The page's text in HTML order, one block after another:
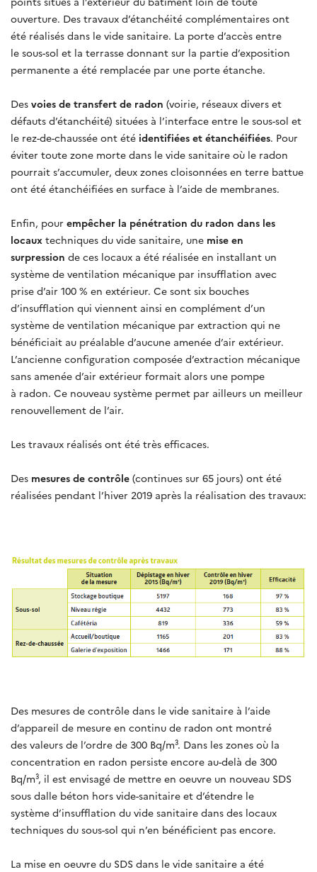
ouverture. Des travaux d’étanchéité complémentaires ont
été réalisés dans le vide sanitaire. La porte d’accès entre
le sous-sol et la terrasse donnant sur la partie d’exposition
permanente a été remplacée par une porte étanche.
Des voies de transfert de radon (voirie, réseaux divers et
défauts d’étanchéité) situées à l’interface entre le sous-sol et
le rez-de-chaussée ont été identifiées et étanchéifiées. Pour
éviter toute zone morte dans le vide sanitaire où le radon
pourrait s’accumuler, deux zones cloisonnées en terre battue
ont été étanchéifiées en surface à l’aide de membranes.
Enfin, pour empêcher la pénétration du radon dans les
locaux techniques du vide sanitaire, une mise en
surpression de ces locaux a été réalisée en installant un
système de ventilation mécanique par insufflation avec
prise d’air 100 % en extérieur. Ce sont six bouches
d’insufflation qui viennent ainsi en complément d’un
système de ventilation mécanique par extraction qui ne
bénéficiait au préalable d’aucune amenée d’air extérieur.
L’ancienne configuration composée d’extraction mécanique
sans amenée d’air extérieur formait alors une pompe
à radon. Ce nouveau système permet par ailleurs un meilleur
renouvellement de l’air.
Les travaux réalisés ont été très efficaces.
Des mesures de contrôle (continues sur 65 jours) ont été
réalisées pendant l’hiver 2019 après la réalisation des travaux:
Des mesures de contrôle dans le vide sanitaire à l’aide
d’appareil de mesure en continu de radon ont montré
des valeurs de l’ordre de 300 Bq/m³. Dans les zones où la
concentration en radon persiste encore au-delà de 300
Bq/m³, il est envisagé de mettre en oeuvre un nouveau SDS
sous dalle béton hors vide-sanitaire et d’étendre le
système d’insufflation du vide sanitaire dans des locaux
techniques du sous-sol qui n’en bénéficient pas encore.
La mise en oeuvre du SDS dans le vide sanitaire a été